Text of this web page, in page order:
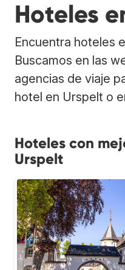
Hoteles
Encuentra hoteles
Buscamos en las
agencias de viaje
hotel en Urspelt o
Hoteles con
Urspelt